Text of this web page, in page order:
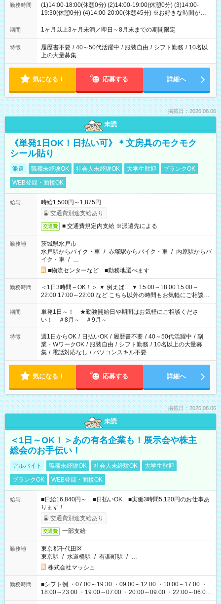
勤務時間
(1)14:00-18:00(休憩0分) (2)14:00-19:00(休憩0分) (3)14:00-
19:30(休憩0分) (4)14:00-20:00(休憩45分) ※お好きな時間が選べ
ます
期間 1ヶ月以上3ヶ月未満／即日～8月末までの期間限定
特徴 履歴書不要 / 40～50代活躍中 / 服装自由 / シフト勤務 / 10名以
上の大量募集
気になる！ 応募する 詳細へ
掲載日：2026.08.06
未読
《単発1日OK！日払い可》＊文房具のモクモク
シール貼り
派遣 職種未経験OK 社会人未経験OK 大学生歓迎
ブランクOK
WEB登録・面接OK
給与
時給1,500円～1,875円
交通費別途支給あり
交通費 ■ 交通費規定内支給 ※派遣先による
勤務地
茨城県水戸市
水戸駅からバイク・車 / 赤塚駅からバイク・車 / 内原駅からバ
イク・車 / …
■物流センターなど ■勤務地選べます
勤務時間
＜1日3時間～OK！＞ ▼ 例えば… ▼ 15:00～18:00 15:00～
22:00 17:00～22:00 など こちら以外の時間もお気軽にご相談く
ださい！
期間
単発1日～！ ★勤務開始日や期間はお気軽にご相談くださ
い！ ＃8月～ ＃9月～
特徴 週1日からOK / 日払いOK / 履歴書不要 / 40～50代活躍中 / 副
業・WワークOK / 服装自由 / シフト勤務 / 10名以上の大量募
集 / 電話対応なし / パソコンスキル不要
気になる！ 応募する 詳細へ
掲載日：2026.08.06
未読
＜1日～OK！＞あの有名企業も！展示会や株主
総会のお手伝い！
アルバイト 職種未経験OK 社会人未経験OK
大学生歓迎
ブランクOK
WEB登録・面接OK
給与
■日給16,840円～ ■日払いOK ■実働3時間5,120円のお仕事あ
ります！
交通費別途支給あり
交通費 一部支給
勤務地
東京都千代田区
東京駅 / 水道橋駅 / 有楽町駅 / …
株式会社マッシュ
勤務時間
■シフト例 ・07:00～19:30 ・09:00～12:00 ・10:00～17:00 ・
18:00～23:00 ・19:00～07:00 ・20:00～09:00 ・22:00～06:00
etc ★最短で3時間で5,120円のお仕事から 15時間で2万円近く稼